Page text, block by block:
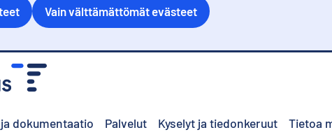
Vain välttämättömät evästeet
dokumentaatio Palvelut Kyselyt ja tiedonkeruut Tietoa